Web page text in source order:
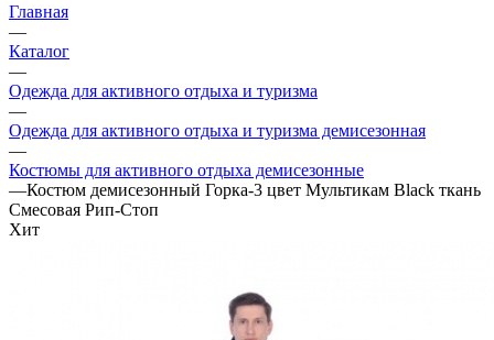
Главная
—
Каталог
—
Одежда для активного отдыха и туризма
—
Одежда для активного отдыха и туризма демисезонная
—
Костюмы для активного отдыха демисезонные
—Костюм демисезонный Горка-3 цвет Мультикам Black ткань
Смесовая Рип-Стоп
Хит